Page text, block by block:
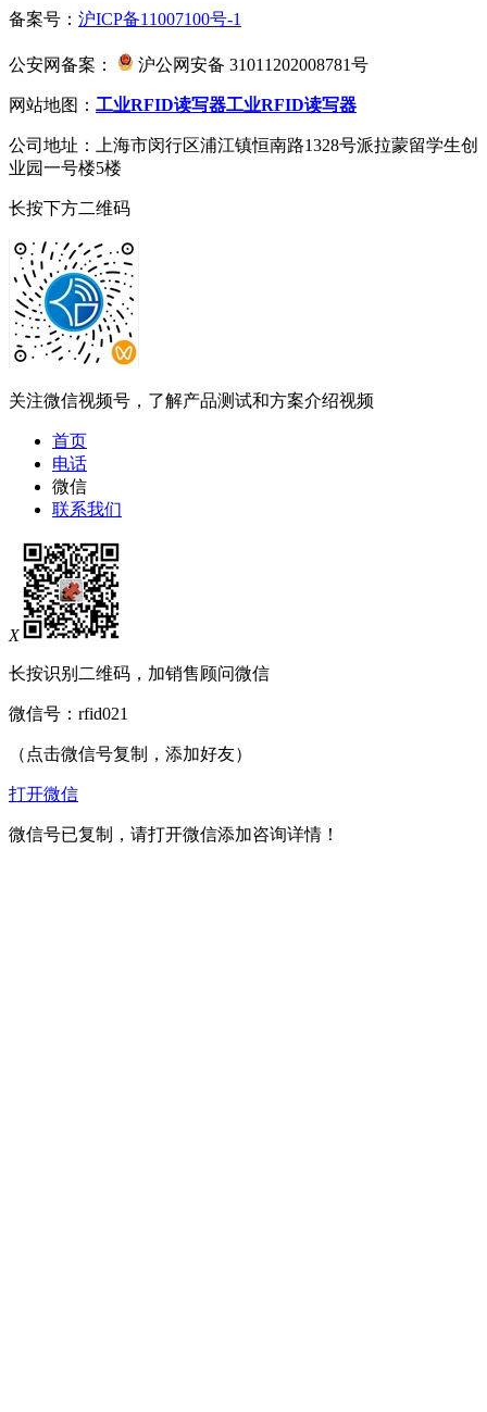
备案号： 沪ICP备11007100号-1
公安网备案： 沪公网安备 31011202008781号
网站地图： 工业RFID读写器工业RFID读写器
公司地址：上海市闵行区浦江镇恒南路1328号派拉蒙留学生创
业园一号楼5楼
长按下方二维码
关注微信视频号，了解产品测试和方案介绍视频
首页
电话
微信
联系我们
X
长按识别二维码，加销售顾问微信
微信号： rfid021
（点击微信号复制，添加好友）
打开微信
微信号已复制，请打开微信添加咨询详情！